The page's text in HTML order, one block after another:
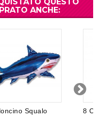
ANCHE:
Squalo 8